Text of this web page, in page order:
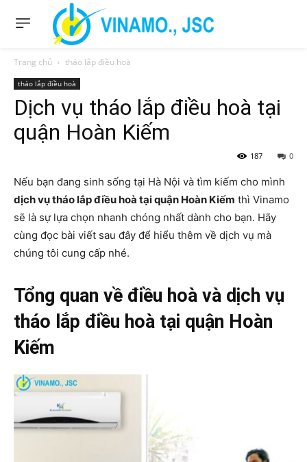
Trang chủ tháo lắp điều hoà
tháo lắp điều hoà
Dịch vụ tháo lắp điều hoà tại
quận Hoàn Kiếm
0
187
Nếu bạn đang sinh sống tại Hà Nội và tìm kiếm cho mình
dịch vụ tháo lắp điều hoà tại quận Hoàn Kiếm thì Vinamo
sẽ là sự lựa chọn nhanh chóng nhất dành cho bạn. Hãy
cùng đọc bài viết sau đây để hiểu thêm về dịch vụ mà
chúng tôi cung cấp nhé.
Tổng quan về điều hoà và dịch vụ
tháo lắp điều hoà tại quận Hoàn
Kiếm